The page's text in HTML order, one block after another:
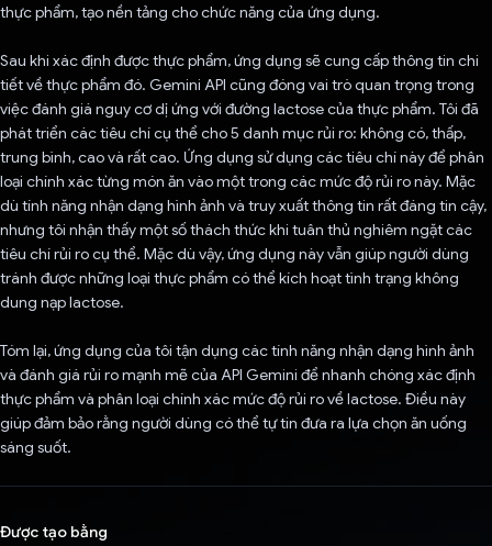
thực phẩm, tạo nền tảng cho chức năng của ứng dụng.
Sau khi xác định được thực phẩm, ứng dụng sẽ cung cấp thông tin chi
tiết về thực phẩm đó. Gemini API cũng đóng vai trò quan trọng trong
việc đánh giá nguy cơ dị ứng với đường lactose của thực phẩm. Tôi đã
phát triển các tiêu chí cụ thể cho 5 danh mục rủi ro: không có, thấp,
trung bình, cao và rất cao. Ứng dụng sử dụng các tiêu chí này để phân
loại chính xác từng món ăn vào một trong các mức độ rủi ro này. Mặc
dù tính năng nhận dạng hình ảnh và truy xuất thông tin rất đáng tin cậy,
nhưng tôi nhận thấy một số thách thức khi tuân thủ nghiêm ngặt các
tiêu chí rủi ro cụ thể. Mặc dù vậy, ứng dụng này vẫn giúp người dùng
tránh được những loại thực phẩm có thể kích hoạt tình trạng không
dung nạp lactose.
Tóm lại, ứng dụng của tôi tận dụng các tính năng nhận dạng hình ảnh
và đánh giá rủi ro mạnh mẽ của API Gemini để nhanh chóng xác định
thực phẩm và phân loại chính xác mức độ rủi ro về lactose. Điều này
giúp đảm bảo rằng người dùng có thể tự tin đưa ra lựa chọn ăn uống
sáng suốt.
Được tạo bằng